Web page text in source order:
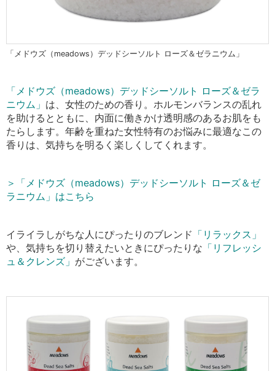
「メドウズ（meadows）デッドシーソルト ローズ＆ゼラニウム」
「メドウズ（meadows）デッドシーソルト ローズ＆ゼラ
ニウム」 は、女性のための香り。ホルモンバランスの乱れ
を助けるとともに、内面に働きかけ透明感のあるお肌をも
たらします。年齢を重ねた女性特有のお悩みに最適なこの
香りは、気持ちを明るく楽しくしてくれます。
＞「 メドウズ（meadows）デッドシーソルト ローズ＆ゼ
ラニウム」はこちら
イライラしがちな人にぴったりのブレンド 「リラックス」
や、気持ちを切り替えたいときにぴったりな 「リフレッシ
ュ＆クレンズ」 がございます。